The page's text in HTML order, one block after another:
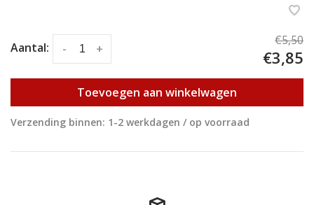
Aantal: +
-
€5,50
€3,85
Toevoegen aan winkelwagen
Verzending binnen: 1-2 werkdagen / op voorraad